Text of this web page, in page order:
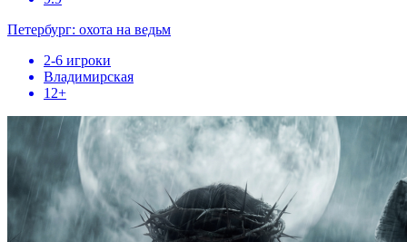
Петербург: охота на ведьм
2-6 игроки
Владимирская
12+